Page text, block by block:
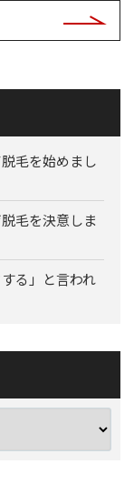
毛を始めまし
毛を決意しま
る」と言われ